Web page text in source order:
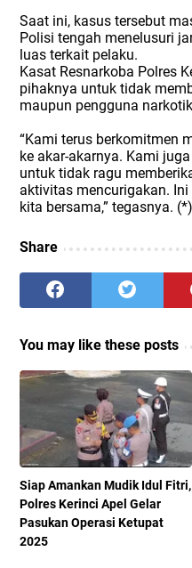
Saat ini, kasus tersebut
Polisi tengah menelusuri
luas terkait pelaku.
Kasat Resnarkoba Polres
pihaknya untuk tidak
maupun pengguna
“Kami terus berkomitmen
ke akar-akarnya. Kami
untuk tidak ragu
aktivitas mencurigakan.
kita bersama,” tegasnya. (*)
Share
You may like these posts
Siap Amankan Mudik Idul Fitri,
Polres Kerinci Apel Gelar
Pasukan Operasi Ketupat
2025